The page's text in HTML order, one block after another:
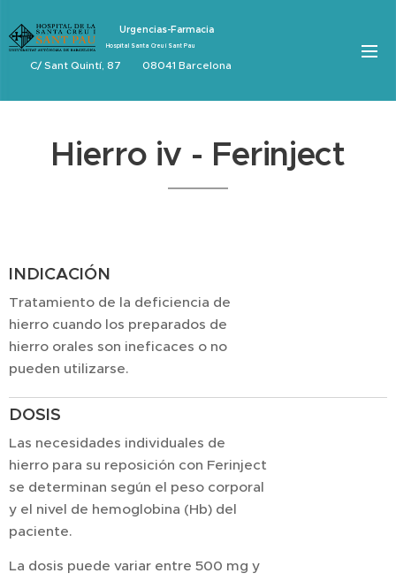
Urgencias-Farmacia
Hospital Santa Creu i Sant Pau
C/ Sant Quintí, 87 08041 Barcelona
Hierro iv - Ferinject
INDICACIÓN
Tratamiento de la deficiencia de
hierro cuando los preparados de
hierro orales son ineficaces o no
pueden utilizarse.
DOSIS
Las necesidades individuales de
hierro para su reposición con Ferinject
se determinan según el peso corporal
y el nivel de hemoglobina (Hb) del
paciente.
La dosis puede variar entre 500 mg y